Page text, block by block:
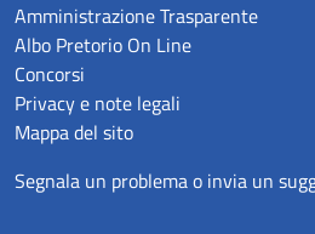
Amministrazione Trasparente
Albo Pretorio On Line
Concorsi
Privacy e note legali
Mappa del sito
Segnala un problema o invia un